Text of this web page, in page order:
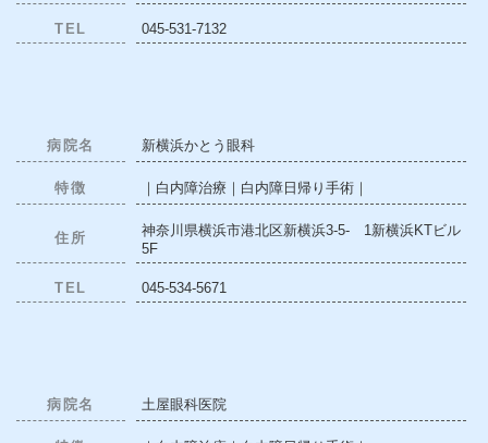
TEL 045-531-7132
病院名 新横浜かとう眼科
特徴 ｜白内障治療｜白内障日帰り手術｜
住所
神奈川県横浜市港北区新横浜3-5- 1新横浜KTビル
5F
TEL 045-534-5671
病院名 土屋眼科医院